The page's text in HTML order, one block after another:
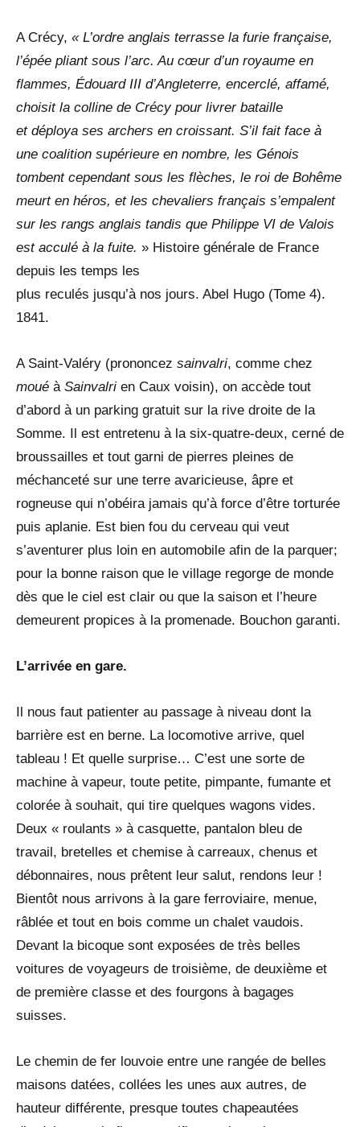
A Crécy, « L’ordre anglais terrasse la furie française,
l’épée pliant sous l’arc. Au cœur d’un royaume en
flammes, Édouard III d’Angleterre, encerclé, affamé,
choisit la colline de Crécy pour livrer bataille
et déploya ses archers en croissant. S’il fait face à
une coalition supérieure en nombre, les Génois
tombent cependant sous les flèches, le roi de Bohême
meurt en héros, et les chevaliers français s’empalent
sur les rangs anglais tandis que Philippe VI de Valois
est acculé à la fuite. » Histoire générale de France
depuis les temps les
plus reculés jusqu’à nos jours. Abel Hugo (Tome 4).
1841.
A Saint-Valéry (prononcez sainvalri, comme chez
moué à Sainvalri en Caux voisin), on accède tout
d’abord à un parking gratuit sur la rive droite de la
Somme. Il est entretenu à la six-quatre-deux, cerné de
broussailles et tout garni de pierres pleines de
méchanceté sur une terre avaricieuse, âpre et
rogneuse qui n’obéira jamais qu’à force d’être torturée
puis aplanie. Est bien fou du cerveau qui veut
s’aventurer plus loin en automobile afin de la parquer;
pour la bonne raison que le village regorge de monde
dès que le ciel est clair ou que la saison et l’heure
demeurent propices à la promenade. Bouchon garanti.
L’arrivée en gare.
Il nous faut patienter au passage à niveau dont la
barrière est en berne. La locomotive arrive, quel
tableau ! Et quelle surprise… C’est une sorte de
machine à vapeur, toute petite, pimpante, fumante et
colorée à souhait, qui tire quelques wagons vides.
Deux « roulants » à casquette, pantalon bleu de
travail, bretelles et chemise à carreaux, chenus et
débonnaires, nous prêtent leur salut, rendons leur !
Bientôt nous arrivons à la gare ferroviaire, menue,
râblée et tout en bois comme un chalet vaudois.
Devant la bicoque sont exposées de très belles
voitures de voyageurs de troisième, de deuxième et
de première classe et des fourgons à bagages
suisses.
Le chemin de fer louvoie entre une rangée de belles
maisons datées, collées les unes aux autres, de
hauteur différente, presque toutes chapeautées